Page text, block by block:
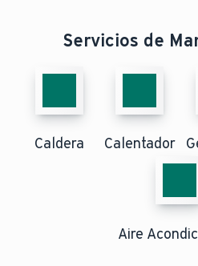
Servicios de
Caldera Calentador
Aire